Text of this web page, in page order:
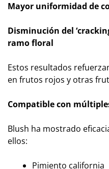
Mayor uniformidad de
Disminución del
ramo floral
Estos resultados
en frutos rojos y otras
Compatible con
Blush ha mostrado
ellos:
Pimiento california